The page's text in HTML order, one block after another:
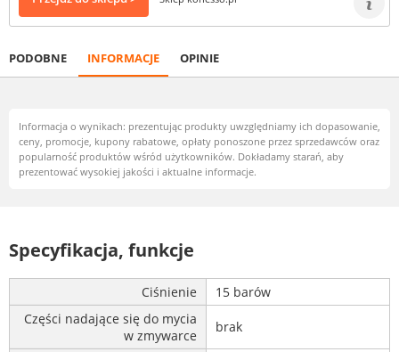
PODOBNE INFORMACJE OPINIE
Informacja o wynikach: prezentując produkty uwzględniamy ich dopasowanie,
ceny, promocje, kupony rabatowe, opłaty ponoszone przez sprzedawców oraz
popularność produktów wśród użytkowników. Dokładamy starań, aby
prezentować wysokiej jakości i aktualne informacje.
Specyfikacja, funkcje
Ciśnienie
15 barów
Części nadające się do mycia
w zmywarce
brak